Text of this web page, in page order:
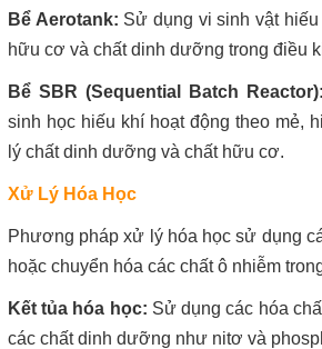
Bể Aerotank: Sử dụng vi sinh vật
hữu cơ và chất dinh dưỡng trong điều
Bể SBR (Sequential Batch Reactor):
sinh học hiếu khí hoạt động theo mẻ,
lý chất dinh dưỡng và chất hữu cơ.
Xử Lý Hóa Học
Phương pháp xử lý hóa học sử dụng
hoặc chuyển hóa các chất ô nhiễm
Kết tủa hóa học: Sử dụng các hóa
các chất dinh dưỡng như nitơ và